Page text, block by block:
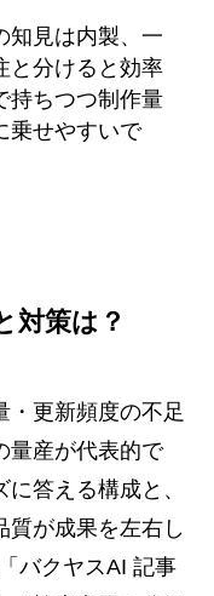
知見は内製、一
と分けると効率
持ちつつ制作量
乗せやすいで
対策は？
・更新頻度の不足
量産が代表的で
答える構成と、
質が成果を左右し
バクヤスAI 記事